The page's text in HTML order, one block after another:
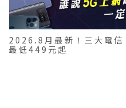
2026.8月最新！三大電
最低449元起